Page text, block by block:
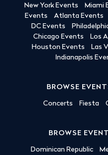
New York Events Miami
Events
Atlanta Events
DC Events
Chicago Events
Los
Houston Events
Las
Indianapolis
BROWSE
Concerts Fiesta
BROWSE
Dominican Republic